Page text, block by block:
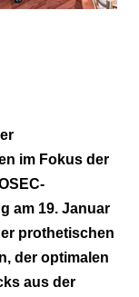
Lightbox
im Fokus der
am 19. Januar
prothetischen
der optimalen
aus der